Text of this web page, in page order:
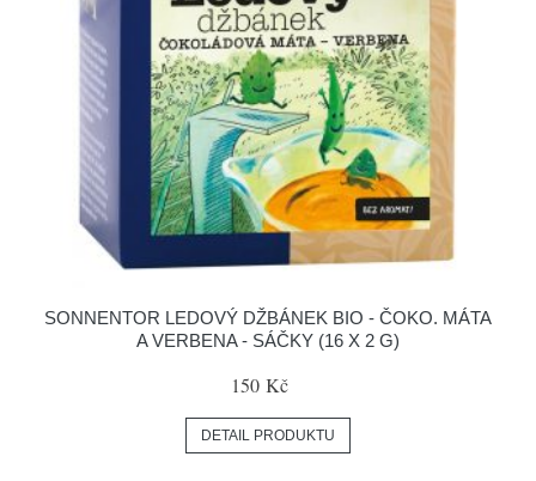
SONNENTOR LEDOVÝ DŽBÁNEK BIO - ČOKO. MÁTA
A VERBENA - SÁČKY (16 X 2 G)
150 Kč
DETAIL PRODUKTU